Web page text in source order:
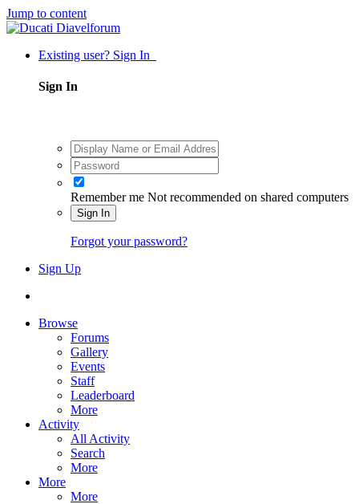
Jump to content
Existing user? Sign In
Sign In
Remember me Not recommended on shared computers
Sign In
Forgot your password?
Sign Up
Browse
Forums
Gallery
Events
Staff
Leaderboard
More
Activity
All Activity
Search
More
More
More